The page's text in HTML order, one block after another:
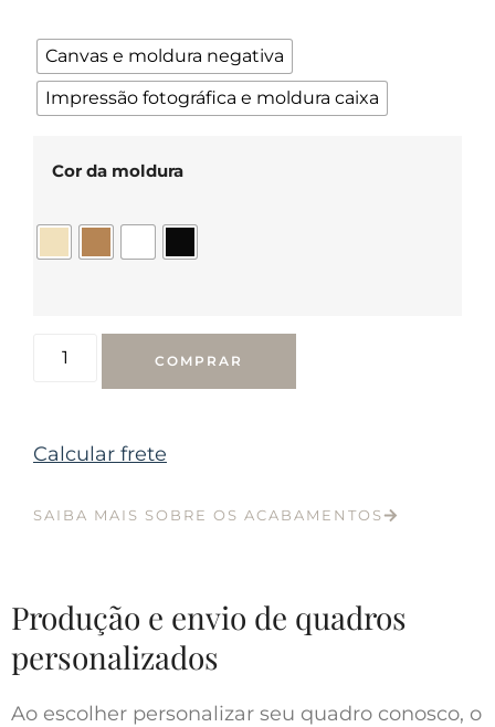
Canvas e moldura negativa
Impressão fotográfica e moldura caixa
Cor da moldura
COMPRAR
Calcular frete
SAIBA MAIS SOBRE OS ACABAMENTOS
Produção e envio de quadros
personalizados
Ao escolher personalizar seu quadro conosco, o